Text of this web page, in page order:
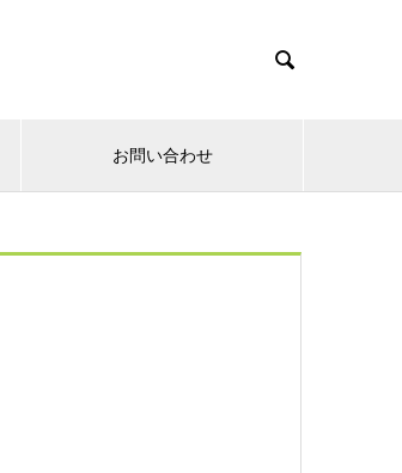

お問い合わせ